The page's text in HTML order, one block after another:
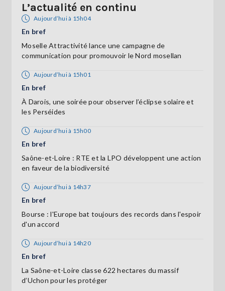
L’actualité en continu
Aujourd’hui à 15h04
En bref
Moselle Attractivité lance une campagne de
communication pour promouvoir le Nord mosellan
Aujourd’hui à 15h01
En bref
À Darois, une soirée pour observer l’éclipse solaire et
les Perséides
Aujourd’hui à 15h00
En bref
Saône-et-Loire : RTE et la LPO développent une action
en faveur de la biodiversité
Aujourd’hui à 14h37
En bref
Bourse : l'Europe bat toujours des records dans l'espoir
d'un accord
Aujourd’hui à 14h20
En bref
La Saône-et-Loire classe 622 hectares du massif
d’Uchon pour les protéger